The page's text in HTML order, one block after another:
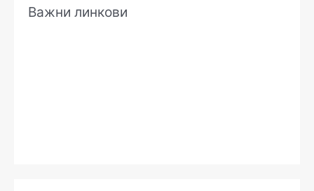
Важни линкови